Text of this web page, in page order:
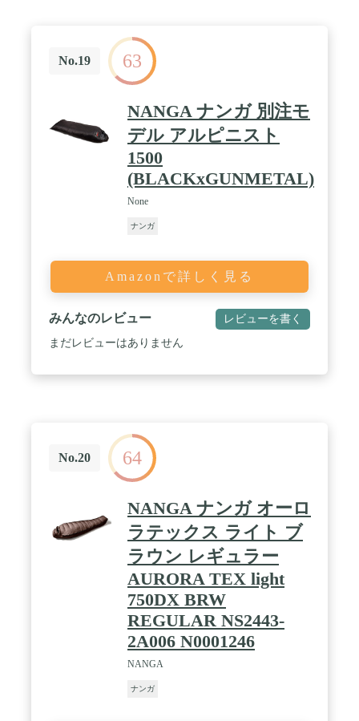
No.19 63
NANGA ナンガ 別注モ
デル アルピニスト
1500
(BLACKxGUNMETAL)
None
ナンガ
Amazonで詳しく見る
みんなのレビュー レビューを書く
まだレビューはありません
No.20 64
NANGA ナンガ オーロ
ラテックス ライト ブ
ラウン レギュラー
AURORA TEX light
750DX BRW
REGULAR NS2443-
2A006 N0001246
NANGA
ナンガ